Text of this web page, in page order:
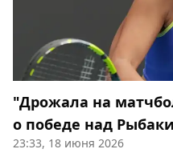
"Дрожала на
о победе над
23:33, 18 июня 2026